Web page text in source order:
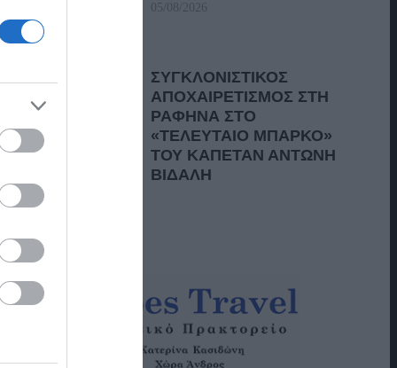
05/08/2026
ΣΥΓΚΛΟΝΙΣΤΙΚΟΣ
ΑΠΟΧΑΙΡΕΤΙΣΜΟΣ ΣΤΗ
ΡΑΦΗΝΑ ΣΤΟ
«ΤΕΛΕΥΤΑΙΟ ΜΠΑΡΚΟ»
ΤΟΥ ΚΑΠΕΤΑΝ ΑΝΤΩΝΗ
ΒΙΔΑΛΗ
05/08/2026